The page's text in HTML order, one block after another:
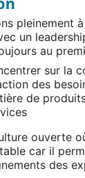
pleinement
un
au
sur la
des
de
ouverte
car il
des